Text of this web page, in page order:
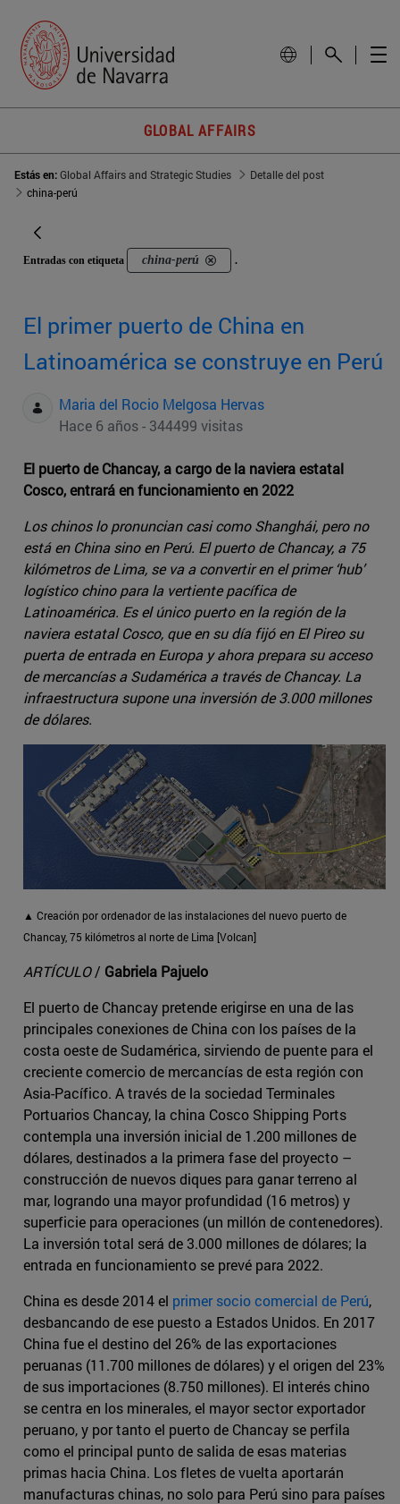
GLOBAL AFFAIRS
Estás en:Global Affairs and Strategic Studies
Detalle del post
china-perú
Entradas con etiqueta china-perú .
El primer puerto de China en
Latinoamérica se construye en Perú
Maria del Rocio Melgosa Hervas
Hace 6 años - 344499 visitas
El puerto de Chancay, a cargo de la naviera estatal
Cosco, entrará en funcionamiento en 2022
Los chinos lo pronuncian casi como Shanghái, pero no
está en China sino en Perú. El puerto de Chancay, a 75
kilómetros de Lima, se va a convertir en el primer ‘hub’
logístico chino para la vertiente pacífica de
Latinoamérica. Es el único puerto en la región de la
naviera estatal Cosco, que en su día fijó en El Pireo su
puerta de entrada en Europa y ahora prepara su acceso
de mercancías a Sudamérica a través de Chancay. La
infraestructura supone una inversión de 3.000 millones
de dólares.
▲ Creación por ordenador de las instalaciones del nuevo puerto de
Chancay, 75 kilómetros al norte de Lima [Volcan]
ARTÍCULO/ Gabriela Pajuelo
El puerto de Chancay pretende erigirse en una de las
principales conexiones de China con los países de la
costa oeste de Sudamérica, sirviendo de puente para el
creciente comercio de mercancías de esta región con
Asia-Pacífico. A través de la sociedad Terminales
Portuarios Chancay, la china Cosco Shipping Ports
contempla una inversión inicial de 1.200 millones de
dólares, destinados a la primera fase del proyecto –
construcción de nuevos diques para ganar terreno al
mar, logrando una mayor profundidad (16 metros) y
superficie para operaciones (un millón de contenedores).
La inversión total será de 3.000 millones de dólares; la
entrada en funcionamiento se prevé para 2022.
China es desde 2014 el primer socio comercial de Perú,
desbancando de ese puesto a Estados Unidos. En 2017
China fue el destino del 26% de las exportaciones
peruanas (11.700 millones de dólares) y el origen del 23%
de sus importaciones (8.750 millones). El interés chino
se centra en los minerales, el mayor sector exportador
peruano, y por tanto el puerto de Chancay se perfila
como el principal punto de salida de esas materias
primas hacia China. Los fletes de vuelta aportarán
manufacturas chinas, no solo para Perú sino para países